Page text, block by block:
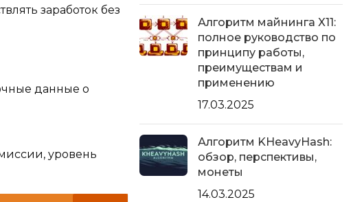
заработок без
данные о
уровень
Алгоритм майнинга X11:
полное руководство по
принципу работы,
преимуществам и
применению
17.03.2025
Алгоритм KHeavyHash:
обзор, перспективы,
монеты
14.03.2025